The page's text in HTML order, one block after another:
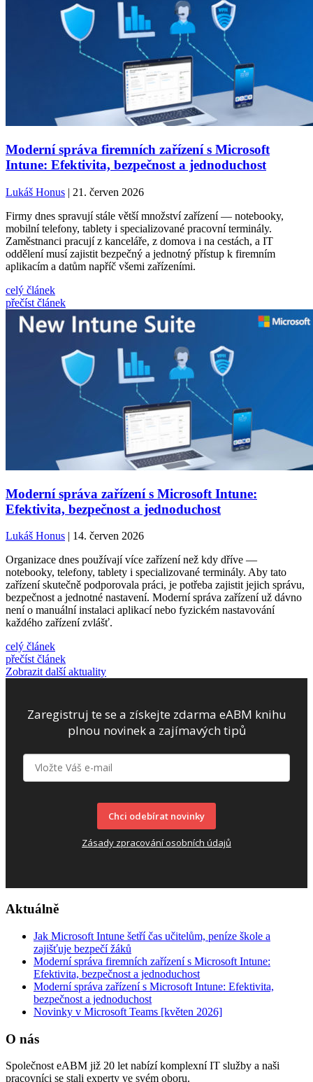
Moderní správa firemních zařízení s Microsoft
Intune: Efektivita, bezpečnost a jednoduchost
Lukáš Honus | 21. červen 2026
Firmy dnes spravují stále větší množství zařízení — notebooky,
mobilní telefony, tablety i specializované pracovní terminály.
Zaměstnanci pracují z kanceláře, z domova i na cestách, a IT
oddělení musí zajistit bezpečný a jednotný přístup k firemním
aplikacím a datům napříč všemi zařízeními.
celý článek
přečíst článek
Moderní správa zařízení s Microsoft Intune:
Efektivita, bezpečnost a jednoduchost
Lukáš Honus | 14. červen 2026
Organizace dnes používají více zařízení než kdy dříve —
notebooky, telefony, tablety i specializované terminály. Aby tato
zařízení skutečně podporovala práci, je potřeba zajistit jejich správu,
bezpečnost a jednotné nastavení. Moderní správa zařízení už dávno
není o manuální instalaci aplikací nebo fyzickém nastavování
každého zařízení zvlášť.
celý článek
přečíst článek
Zobrazit další aktuality
Zaregistruj te se a získejte zdarma eABM knihu
plnou novinek a zajímavých tipů
Chci odebírat novinky
Zásady zpracování osobních údajů
Aktuálně
Jak Microsoft Intune šetří čas učitelům, peníze škole a
zajišťuje bezpečí žáků
Moderní správa firemních zařízení s Microsoft Intune:
Efektivita, bezpečnost a jednoduchost
Moderní správa zařízení s Microsoft Intune: Efektivita,
bezpečnost a jednoduchost
Novinky v Microsoft Teams [květen 2026]
O nás
Společnost eABM již 20 let nabízí komplexní IT služby a naši
pracovníci se stali experty ve svém oboru.